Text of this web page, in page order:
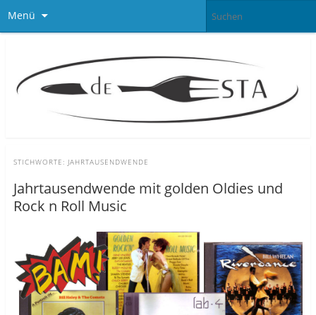
Menü
STICHWORTE: JAHRTAUSENDWENDE
Jahrtausendwende mit golden Oldies und
Rock n Roll Music